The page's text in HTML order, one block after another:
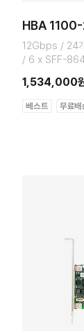
HBA
12Gbps / 24
/ 6 x SFF-
1,534,000